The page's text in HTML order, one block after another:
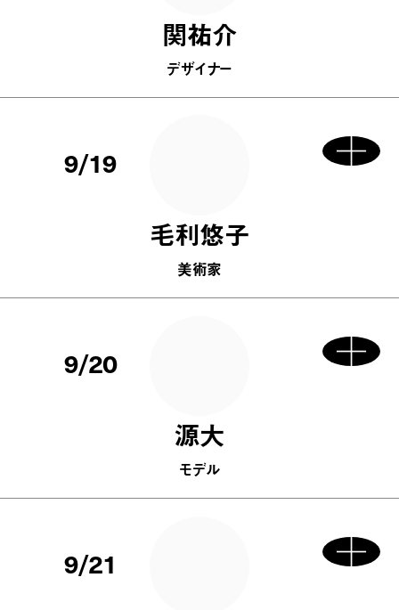
関祐介
デザイナー
9/19
毛利悠子
美術家
9/20
源大
モデル
9/21